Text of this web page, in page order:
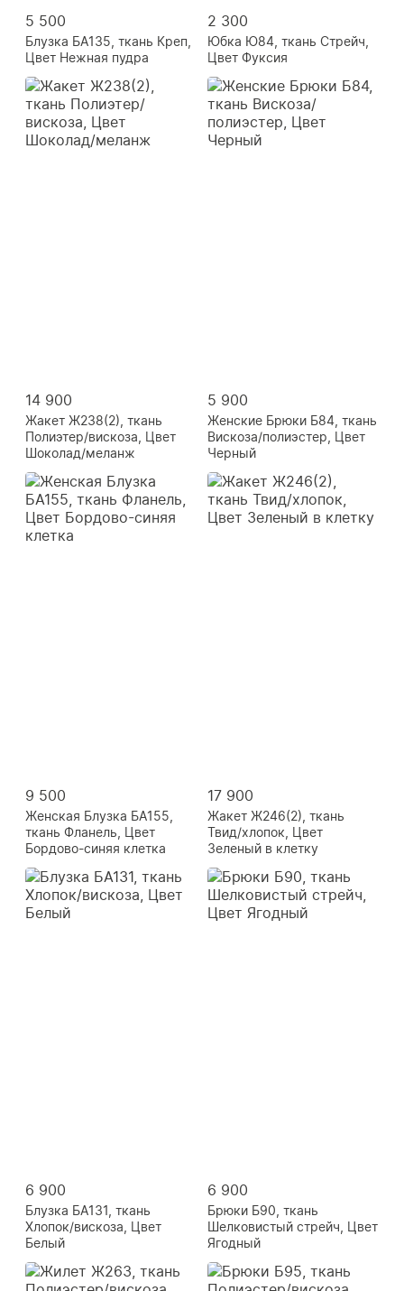
5 500
Блузка БА135, ткань Креп,
Цвет Нежная пудра
2 300
Юбка Ю84, ткань Стрейч,
Цвет Фуксия
14 900
Жакет Ж238(2), ткань
Полиэтер/вискоза, Цвет
Шоколад/меланж
5 900
Женские Брюки Б84, ткань
Вискоза/полиэстер, Цвет
Черный
9 500
Женская Блузка БА155,
ткань Фланель, Цвет
Бордово-синяя клетка
17 900
Жакет Ж246(2), ткань
Твид/хлопок, Цвет
Зеленый в клетку
6 900
Блузка БА131, ткань
Хлопок/вискоза, Цвет
Белый
6 900
Брюки Б90, ткань
Шелковистый стрейч, Цвет
Ягодный